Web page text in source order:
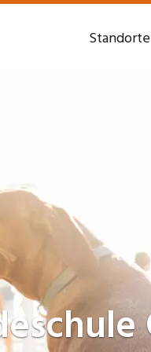
Standorte